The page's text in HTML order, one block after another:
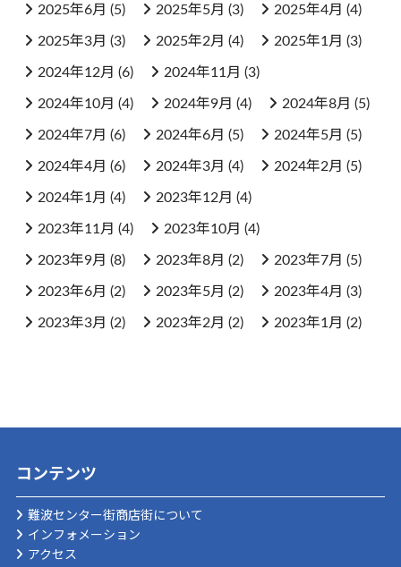
2025年6月 (5) 2025年5月 (3) 2025年4月 (4)
2025年3月 (3) 2025年2月 (4) 2025年1月 (3)
2024年12月 (6) 2024年11月 (3)
2024年10月 (4) 2024年9月 (4) 2024年8月 (5)
2024年7月 (6) 2024年6月 (5) 2024年5月 (5)
2024年4月 (6) 2024年3月 (4) 2024年2月 (5)
2024年1月 (4) 2023年12月 (4)
2023年11月 (4) 2023年10月 (4)
2023年9月 (8) 2023年8月 (2) 2023年7月 (5)
2023年6月 (2) 2023年5月 (2) 2023年4月 (3)
2023年3月 (2) 2023年2月 (2) 2023年1月 (2)
コンテンツ
難波センター街商店街について
インフォメーション
アクセス